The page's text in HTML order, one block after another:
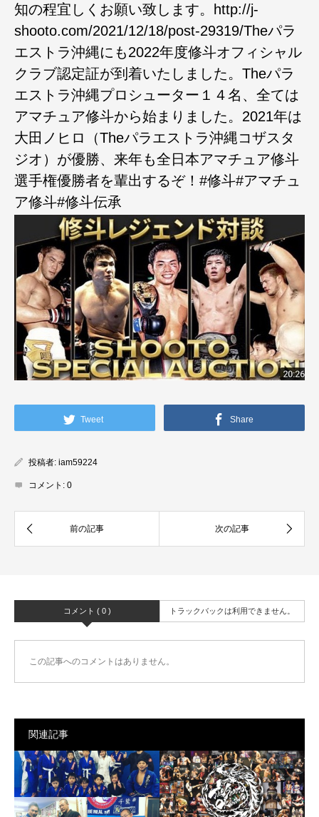
知の程宜しくお願い致します。http://j-
shooto.com/2021/12/18/post-29319/Theパラ
エストラ沖縄にも2022年度修斗オフィシャル
クラブ認定証が到着いたしました。Theパラ
エストラ沖縄プロシューター１４名、全ては
アマチュア修斗から始まりました。2021年は
大田ノヒロ（Theパラエストラ沖縄コザスタ
ジオ）が優勝、来年も全日本アマチュア修斗
選手権優勝者を輩出するぞ！#修斗#アマチュ
ア修斗#修斗伝承
Tweet Share
投稿者: iam59224
コメント: 0
コメント ( 0 ) トラックバックは利用できません。
この記事へのコメントはありません。
関連記事